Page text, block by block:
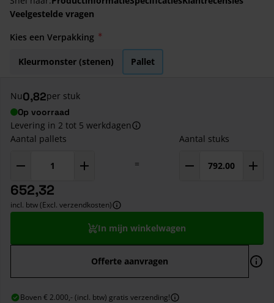
Veelgestelde vragen
Kies een Verpakking
Kleurmonster (stenen) Pallet
Nu0,82per stuk
Op voorraad
Levering in 2 tot 5 werkdagen
Aantal pallets
=
Aantal stuks
652,32
incl. btw (Excl. verzendkosten)
In mijn winkelwagen
Offerte aanvragen
Boven € 2.000,- (incl. btw) gratis verzending!